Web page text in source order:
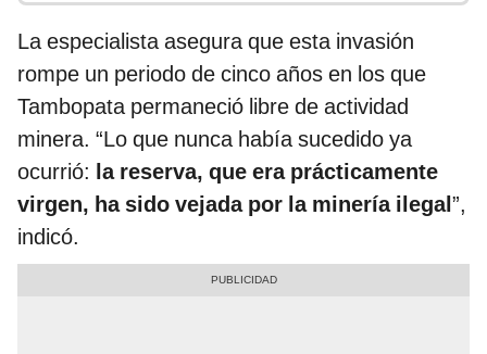
La especialista asegura que esta invasión
rompe un periodo de cinco años en los que
Tambopata permaneció libre de actividad
minera. “Lo que nunca había sucedido ya
ocurrió: la reserva, que era prácticamente
virgen, ha sido vejada por la minería ilegal”,
indicó.